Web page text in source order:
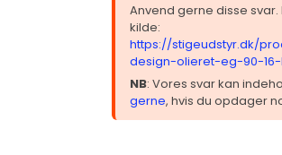
Anvend gerne disse
kilde:
https://stigeudstyr.dk/
design-olieret-eg-90-
NB: Vores svar kan
gerne, hvis du opdager